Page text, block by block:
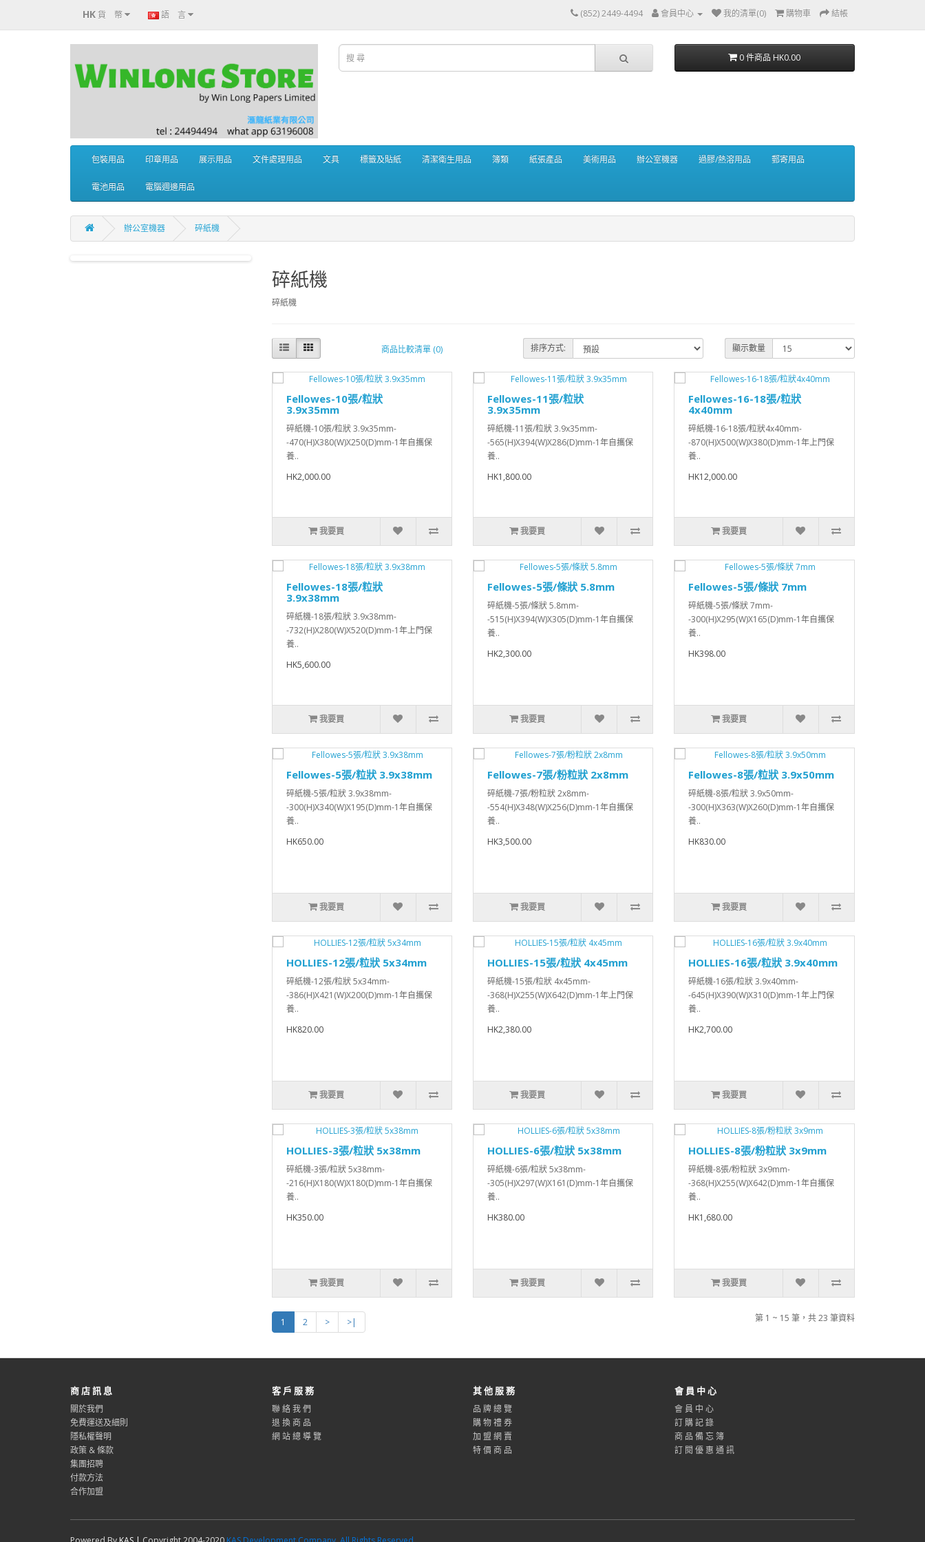
HK貨 幣 語 言 (852) 2449-4494 會員中心 我的清單(0) 購物車 結帳
0 件商品 HK0.00
包裝用品 印章用品 展示用品 文件處理用品 文具 標籤及貼紙 清潔衛生用品 簿類 紙張產品 美術用品 辦公室機器 過膠/熱溶用品 郵寄用品
電池用品 電腦週邊用品
辦公室機器 碎紙機
碎紙機
碎紙機
商品比較清單 (0) 排序方式: 顯示數量
Fellowes-10張/粒狀
3.9x35mm
碎紙機-10張/粒狀 3.9x35mm-
-470(H)X380(W)X250(D)mm-1年自攜保
養..
HK2,000.00
我要買
Fellowes-11張/粒狀
3.9x35mm
碎紙機-11張/粒狀 3.9x35mm-
-565(H)X394(W)X286(D)mm-1年自攜保
養..
HK1,800.00
我要買
Fellowes-16-18張/粒狀
4x40mm
碎紙機-16-18張/粒狀4x40mm-
-870(H)X500(W)X380(D)mm-1年上門保
養..
HK12,000.00
我要買
Fellowes-18張/粒狀
3.9x38mm
碎紙機-18張/粒狀 3.9x38mm-
-732(H)X280(W)X520(D)mm-1年上門保
養..
HK5,600.00
我要買
Fellowes-5張/條狀 5.8mm
碎紙機-5張/條狀 5.8mm-
-515(H)X394(W)X305(D)mm-1年自攜保
養..
HK2,300.00
我要買
Fellowes-5張/條狀 7mm
碎紙機-5張/條狀 7mm-
-300(H)X295(W)X165(D)mm-1年自攜保
養..
HK398.00
我要買
Fellowes-5張/粒狀 3.9x38mm
碎紙機-5張/粒狀 3.9x38mm-
-300(H)X340(W)X195(D)mm-1年自攜保
養..
HK650.00
我要買
Fellowes-7張/粉粒狀 2x8mm
碎紙機-7張/粉粒狀 2x8mm-
-554(H)X348(W)X256(D)mm-1年自攜保
養..
HK3,500.00
我要買
Fellowes-8張/粒狀 3.9x50mm
碎紙機-8張/粒狀 3.9x50mm-
-300(H)X363(W)X260(D)mm-1年自攜保
養..
HK830.00
我要買
HOLLIES-12張/粒狀 5x34mm
碎紙機-12張/粒狀 5x34mm-
-386(H)X421(W)X200(D)mm-1年自攜保
養..
HK820.00
我要買
HOLLIES-15張/粒狀 4x45mm
碎紙機-15張/粒狀 4x45mm-
-368(H)X255(W)X642(D)mm-1年上門保
養..
HK2,380.00
我要買
HOLLIES-16張/粒狀 3.9x40mm
碎紙機-16張/粒狀 3.9x40mm-
-645(H)X390(W)X310(D)mm-1年上門保
養..
HK2,700.00
我要買
HOLLIES-3張/粒狀 5x38mm
碎紙機-3張/粒狀 5x38mm-
-216(H)X180(W)X180(D)mm-1年自攜保
養..
HK350.00
我要買
HOLLIES-6張/粒狀 5x38mm
碎紙機-6張/粒狀 5x38mm-
-305(H)X297(W)X161(D)mm-1年自攜保
養..
HK380.00
我要買
HOLLIES-8張/粉粒狀 3x9mm
碎紙機-8張/粉粒狀 3x9mm-
-368(H)X255(W)X642(D)mm-1年自攜保
養..
HK1,680.00
我要買
1 2 > >| 第 1 ~ 15 筆，共 23 筆資料
商 店 訊 息
關於我們
免費運送及細則
隱私權聲明
政策 & 條款
集團招聘
付款方法
合作加盟
客 戶 服 務
聯 絡 我 們
退 換 商 品
網 站 總 導 覽
其 他 服 務
品 牌 總 覽
購 物 禮 券
加 盟 網 賣
特 價 商 品
會 員 中 心
會 員 中 心
訂 購 記 錄
商 品 備 忘 簿
訂 閱 優 惠 通 訊